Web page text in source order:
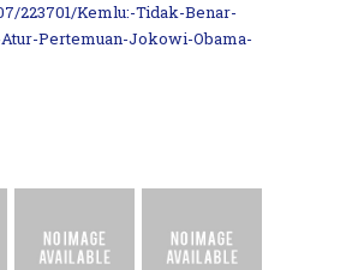
223701/Kemlu:-Tidak-Benar-
Pertemuan-Jokowi-Obama-